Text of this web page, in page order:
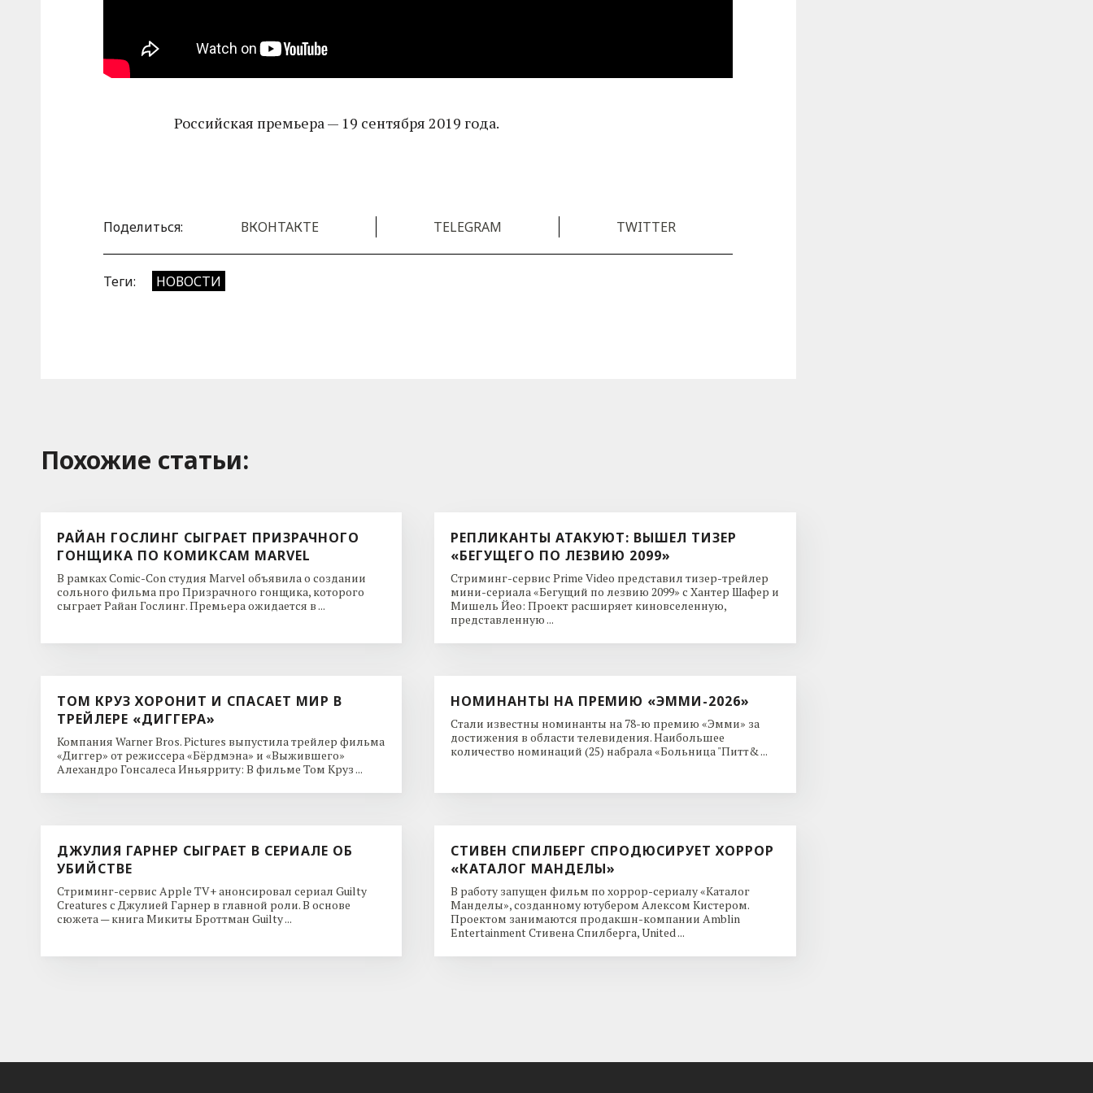
Российская премьера — 19 сентября 2019 года.
Поделиться: ВКОНТАКТЕ TELEGRAM TWITTER
Теги: НОВОСТИ
Похожие cтатьи:
РАЙАН ГОСЛИНГ СЫГРАЕТ ПРИЗРАЧНОГО
ГОНЩИКА ПО КОМИКСАМ MARVEL
В рамках Comic-Con студия Marvel объявила о создании
сольного фильма про Призрачного гонщика, которого
сыграет Райан Гослинг. Премьера ожидается в ...
РЕПЛИКАНТЫ АТАКУЮТ: ВЫШЕЛ ТИЗЕР
«БЕГУЩЕГО ПО ЛЕЗВИЮ 2099»
Стриминг-сервис Prime Video представил тизер-трейлер
мини-сериала «Бегущий по лезвию 2099» с Хантер Шафер и
Мишель Йео: Проект расширяет киновселенную,
представленную ...
ТОМ КРУЗ ХОРОНИТ И СПАСАЕТ МИР В
ТРЕЙЛЕРЕ «ДИГГЕРА»
Компания Warner Bros. Pictures выпустила трейлер фильма
«Диггер» от режиссера «Бёрдмэна» и «Выжившего»
Алехандро Гонсалеса Иньярриту: В фильме Том Круз ...
НОМИНАНТЫ НА ПРЕМИЮ «ЭММИ-2026»
Стали известны номинанты на 78-ю премию «Эмми» за
достижения в области телевидения. Наибольшее
количество номинаций (25) набрала «Больница "Питт& ...
ДЖУЛИЯ ГАРНЕР СЫГРАЕТ В СЕРИАЛЕ ОБ
УБИЙСТВЕ
Стриминг-сервис Apple TV+ анонсировал сериал Guilty
Creatures с Джулией Гарнер в главной роли. В основе
сюжета — книга Микиты Броттман Guilty ...
СТИВЕН СПИЛБЕРГ СПРОДЮСИРУЕТ ХОРРОР
«КАТАЛОГ МАНДЕЛЫ»
В работу запущен фильм по хоррор-сериалу «Каталог
Манделы», созданному ютубером Алексом Кистером.
Проектом занимаются продакшн-компании Amblin
Entertainment Стивена Спилберга, United ...